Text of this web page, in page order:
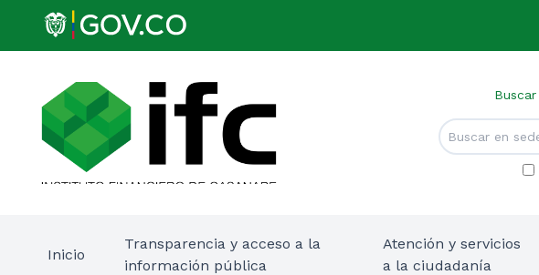
Buscar
Inicio
Transparencia y acceso a la
información pública
Atención y servicios
a la ciudadanía